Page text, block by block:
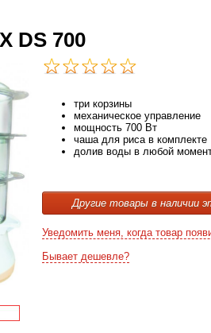
DS 700
три корзины
механическое управление
мощность 700 Вт
чаша для риса в комплекте
долив воды в любой
Другие товары в наличии
Уведомить меня, когда товар
Бывает дешевле?